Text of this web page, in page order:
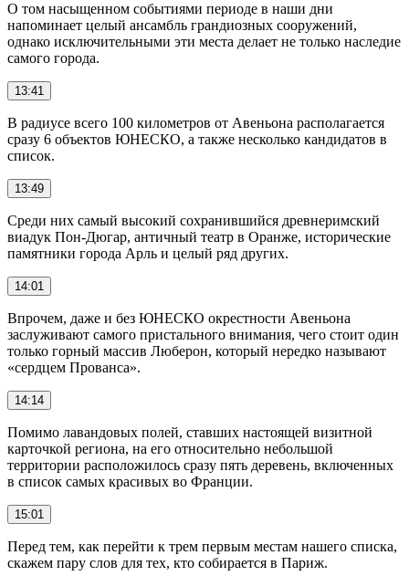
О том насыщенном событиями периоде в наши дни
напоминает целый ансамбль грандиозных сооружений,
однако исключительными эти места делает не только наследие
самого города.
13:41
В радиусе всего 100 километров от Авеньона располагается
сразу 6 объектов ЮНЕСКО, а также несколько кандидатов в
список.
13:49
Среди них самый высокий сохранившийся древнеримский
виадук Пон-Дюгар, античный театр в Оранже, исторические
памятники города Арль и целый ряд других.
14:01
Впрочем, даже и без ЮНЕСКО окрестности Авеньона
заслуживают самого пристального внимания, чего стоит один
только горный массив Люберон, который нередко называют
«сердцем Прованса».
14:14
Помимо лавандовых полей, ставших настоящей визитной
карточкой региона, на его относительно небольшой
территории расположилось сразу пять деревень, включенных
в список самых красивых во Франции.
15:01
Перед тем, как перейти к трем первым местам нашего списка,
скажем пару слов для тех, кто собирается в Париж.